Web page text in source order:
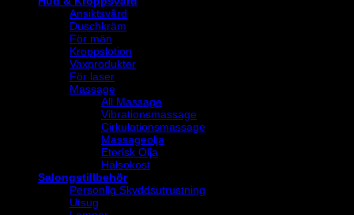
Ansiktsvård
Duschkräm
För män
Kroppslotion
Vaxprodukter
För laser
Massage
All Massage
Vibrationsmassage
Cirkulationsmassage
Massageolja
Eterisk Olja
Hälsokost
Salongstillbehör
Personlig Skyddsutrustning
Utsug